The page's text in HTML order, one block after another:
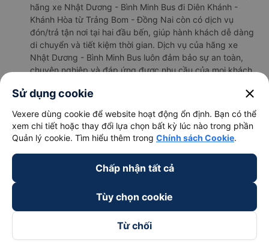
hãng xe Nhật Dương - Bình Minh Bus đi Diên Khánh -
Khánh Hòa từ Trảng Bom - Đồng Nai còn có dịch vụ
đón/trả tận nơi tại hai đầu bến, giúp hành khách dễ dàng
di chuyển và tiết kiệm thời gian. Dịch vụ của hãng xe
Nhật Dương - Bình Minh Bus luôn đảm bảo sự an toàn,
chuyên nghiệp và đáp ứng được nhu cầu của mọi khách
b. Hình ảnh xe Nhật Dương - Bình Minh Bus
Sử dụng cookie close
Vexere dùng cookie để website hoạt động ổn định. Bạn có thể
xem chi tiết hoặc thay đổi lựa chọn bất kỳ lúc nào trong phần
Quản lý cookie. Tìm hiểu thêm trong Chính sách Cookie.
Chấp nhận tất cả
Tùy chọn cookie
Từ chối